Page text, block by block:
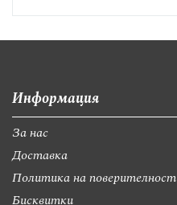
Информация
За нас
Доставка
Политика на поверителност
Бисквитки